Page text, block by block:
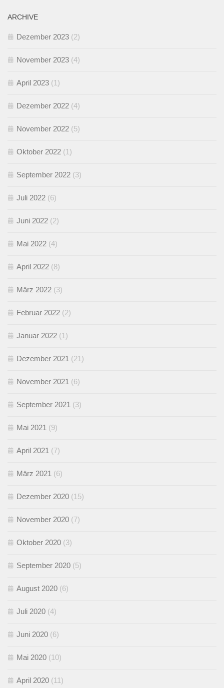
ARCHIVE
Dezember 2023 (2)
November 2023 (4)
April 2023 (1)
Dezember 2022 (4)
November 2022 (5)
Oktober 2022 (1)
September 2022 (3)
Juli 2022 (6)
Juni 2022 (2)
Mai 2022 (4)
April 2022 (8)
März 2022 (3)
Februar 2022 (2)
Januar 2022 (1)
Dezember 2021 (21)
November 2021 (6)
September 2021 (3)
Mai 2021 (9)
April 2021 (7)
März 2021 (6)
Dezember 2020 (15)
November 2020 (7)
Oktober 2020 (3)
September 2020 (5)
August 2020 (6)
Juli 2020 (4)
Juni 2020 (6)
Mai 2020 (10)
April 2020 (11)